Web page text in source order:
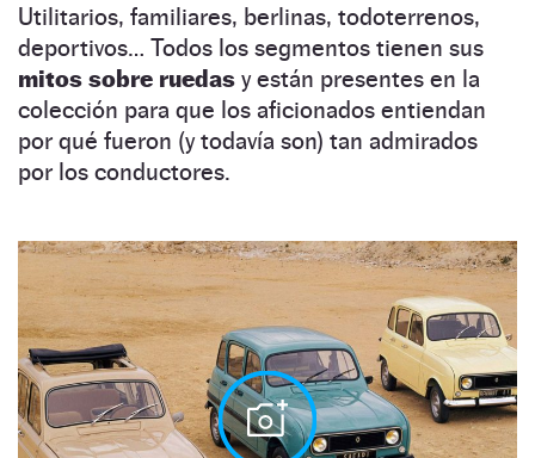
Utilitarios, familiares, berlinas, todoterrenos,
deportivos… Todos los segmentos tienen sus
mitos sobre ruedas y están presentes en la
colección para que los aficionados entiendan
por qué fueron (y todavía son) tan admirados
por los conductores.